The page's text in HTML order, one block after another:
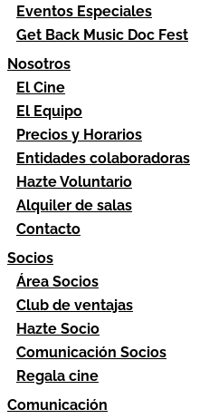
Eventos Especiales
Get Back Music Doc Fest
Nosotros
El Cine
El Equipo
Precios y Horarios
Entidades colaboradoras
Hazte Voluntario
Alquiler de salas
Contacto
Socios
Área Socios
Club de ventajas
Hazte Socio
Comunicación Socios
Regala cine
Comunicación